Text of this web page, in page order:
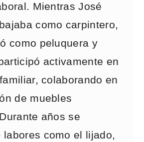
Mientras José
como carpintero,
como peluquera y
activamente en
colaborando en
de muebles
años se
labores como el lijado,